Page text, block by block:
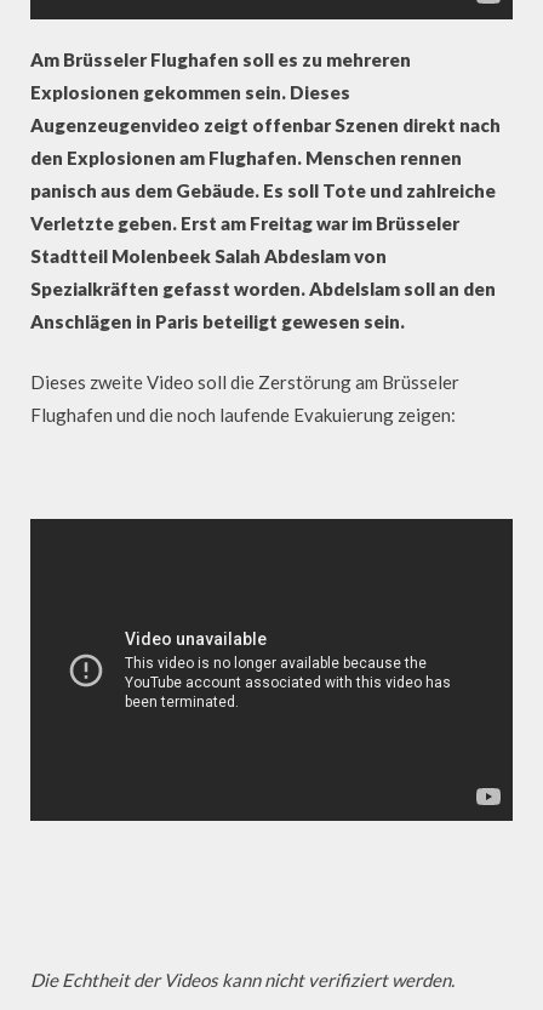
Am Brüsseler Flughafen soll es zu mehreren
Explosionen gekommen sein. Dieses
Augenzeugenvideo zeigt offenbar Szenen direkt nach
den Explosionen am Flughafen. Menschen rennen
panisch aus dem Gebäude. Es soll Tote und zahlreiche
Verletzte geben. Erst am Freitag war im Brüsseler
Stadtteil Molenbeek Salah Abdeslam von
Spezialkräften gefasst worden. Abdelslam soll an den
Anschlägen in Paris beteiligt gewesen sein.
Dieses zweite Video soll die Zerstörung am Brüsseler
Flughafen und die noch laufende Evakuierung zeigen:
Die Echtheit der Videos kann nicht verifiziert werden.